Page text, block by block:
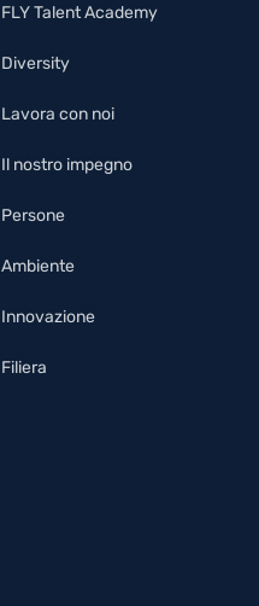
FLY Talent Academy
Diversity
Lavora con noi
Il nostro impegno
Persone
Ambiente
Innovazione
Filiera